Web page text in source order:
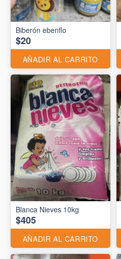
Biberón ebenflo
$20
AÑADIR AL CARRITO
Blanca Nieves 10kg
$405
AÑADIR AL CARRITO